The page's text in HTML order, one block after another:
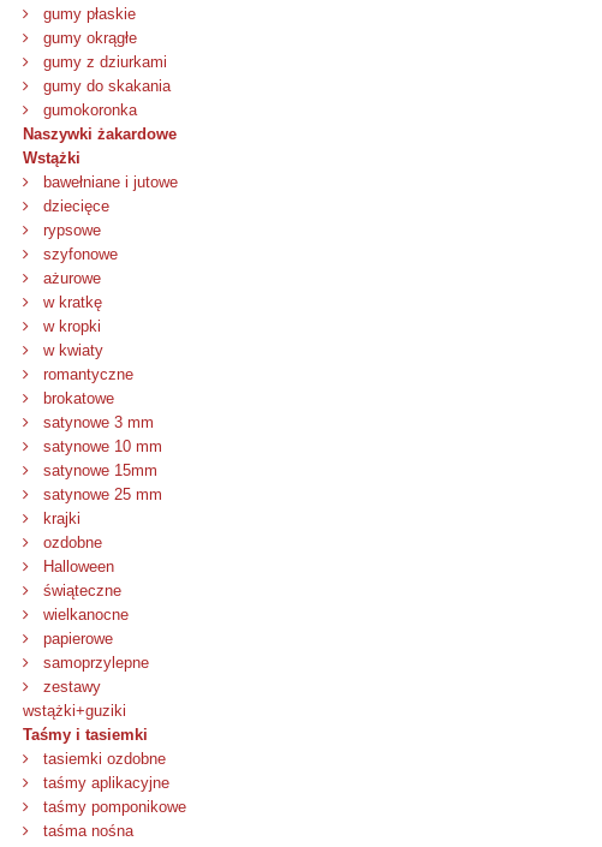
gumy płaskie
gumy okrągłe
gumy z dziurkami
gumy do skakania
gumokoronka
Naszywki żakardowe
Wstążki
bawełniane i jutowe
dziecięce
rypsowe
szyfonowe
ażurowe
w kratkę
w kropki
w kwiaty
romantyczne
brokatowe
satynowe 3 mm
satynowe 10 mm
satynowe 15mm
satynowe 25 mm
krajki
ozdobne
Halloween
świąteczne
wielkanocne
papierowe
samoprzylepne
zestawy
wstążki+guziki
Taśmy i tasiemki
tasiemki ozdobne
taśmy aplikacyjne
taśmy pomponikowe
taśma nośna